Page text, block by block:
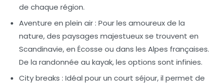
de chaque région.
Aventure en plein air : Pour les amoureux de la
nature, des paysages majestueux se trouvent en
Scandinavie, en Écosse ou dans les Alpes françaises.
De la randonnée au kayak, les options sont infinies.
City breaks : Idéal pour un court séjour, il permet de